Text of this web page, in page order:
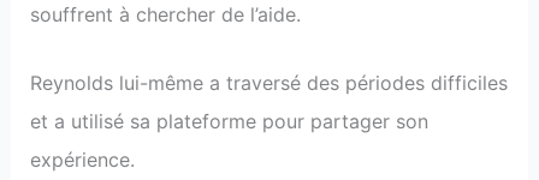
souffrent à chercher de l’aide.
Reynolds lui-même a traversé des périodes difficiles
et a utilisé sa plateforme pour partager son
expérience.